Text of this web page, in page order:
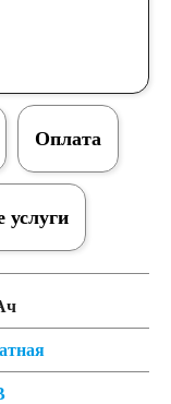
услуги
Оплата